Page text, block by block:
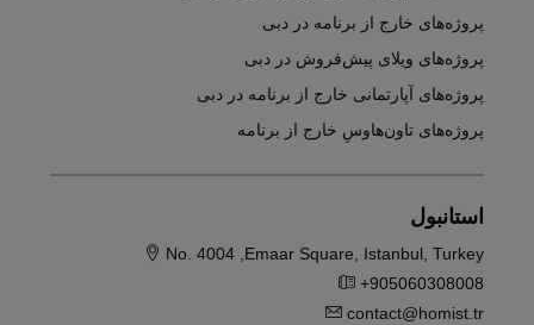
پروژه‌های خارج از برنامه در دبی
پروژه‌های ویلای پیش‌فروش در دبی
پروژه‌های آپارتمانی خارج از برنامه در دبی
پروژه‌های تاون‌هاوسِ خارج از برنامه
استانبول
No. 4004 ,Emaar Square, Istanbul, Turkey
+905060308008
contact@homist.tr